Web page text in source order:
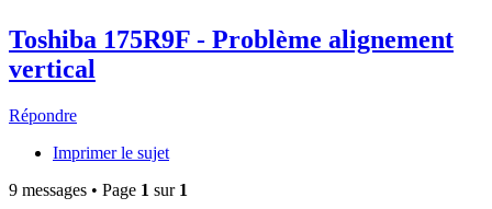
Toshiba 175R9F - Problème alignement
vertical
Répondre
Imprimer le sujet
9 messages • Page 1 sur 1